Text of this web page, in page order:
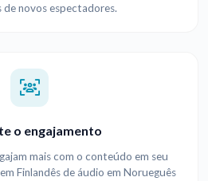
de novos espectadores.
o engajamento
mais com o conteúdo em seu
Finlandês de áudio em Norueguês